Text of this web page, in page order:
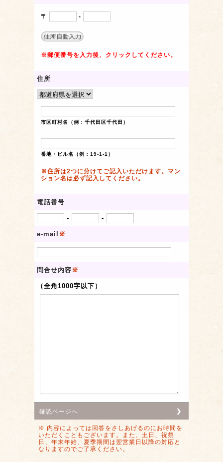
〒 -
※郵便番号を入力後、クリックしてください。
住所
市区町村名（例：千代田区千代田）
番地・ビル名（例：19-1-1）
※住所は2つに分けてご記入いただけます。マン
ション名は必ず記入してください。
電話番号
- -
e-mail ※
問合せ内容 ※
（全角1000字以下）
確認ページへ
※ 内容によっては回答をさしあげるのにお時間を
いただくこともございます。また、土日、祝祭
日、年末年始、夏季期間は翌営業日以降の対応と
なりますのでご了承ください。